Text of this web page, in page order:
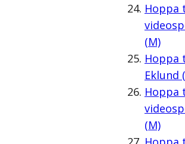
Hoppa
(M)
Hoppa
Eklund
Hoppa
(M)